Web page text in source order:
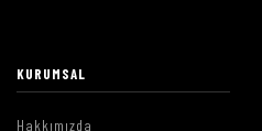
KURUMSAL
Hakkımızda